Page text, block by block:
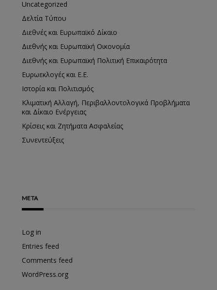
Uncategorized
Δελτία Τύπου
Διεθνές και Ευρωπαϊκό Δίκαιο
Διεθνής και Ευρωπαϊκή Οικονομία
Διεθνής και Ευρωπαϊκή Πολιτική Επικαιρότητα
Ευρωεκλογές και Ε.Ε.
Ιστορία και Πολιτισμός
Κλιματική Αλλαγή, Περιβαλλοντολογικά Προβλήματα
και Δίκαιο Ενέργειας
Κρίσεις και Ζητήματα Ασφαλείας
Συνεντεύξεις
META
Log in
Entries feed
Comments feed
WordPress.org